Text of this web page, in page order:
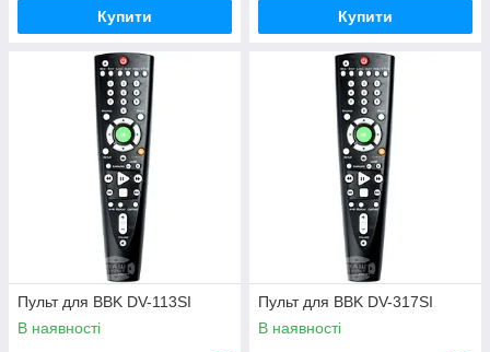
Купити Купити
Пульт для BBK DV-113SI
В наявності
Пульт для BBK DV-317SI
В наявності